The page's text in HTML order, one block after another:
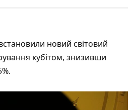
новий світовий
кубітом, знизивши